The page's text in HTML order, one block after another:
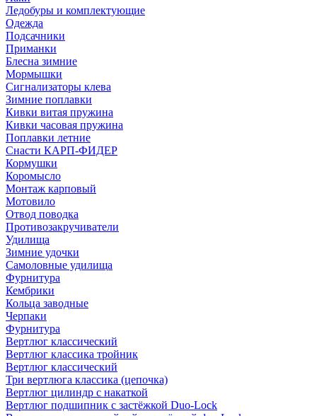
Ледобуры и комплектующие
Одежда
Подсачники
Приманки
Блесна зимние
Мормышки
Сигнализаторы клева
Зимние поплавки
Кивки витая пружина
Кивки часовая пружина
Поплавки летние
Снасти КАРП-ФИДЕР
Кормушки
Коромысло
Монтаж карповый
Мотовило
Отвод поводка
Противозакручиватели
Удилища
Зимние удочки
Самоловные удилища
Фурнитура
Кембрики
Кольца заводные
Черпаки
Фурнитура
Вертлюг классический
Вертлюг классика тройник
Вертлюг классический
Три вертлюга классика (цепочка)
Вертлюг цилиндр с накаткой
Вертлюг подшипник с застёжкой Duo-Lock